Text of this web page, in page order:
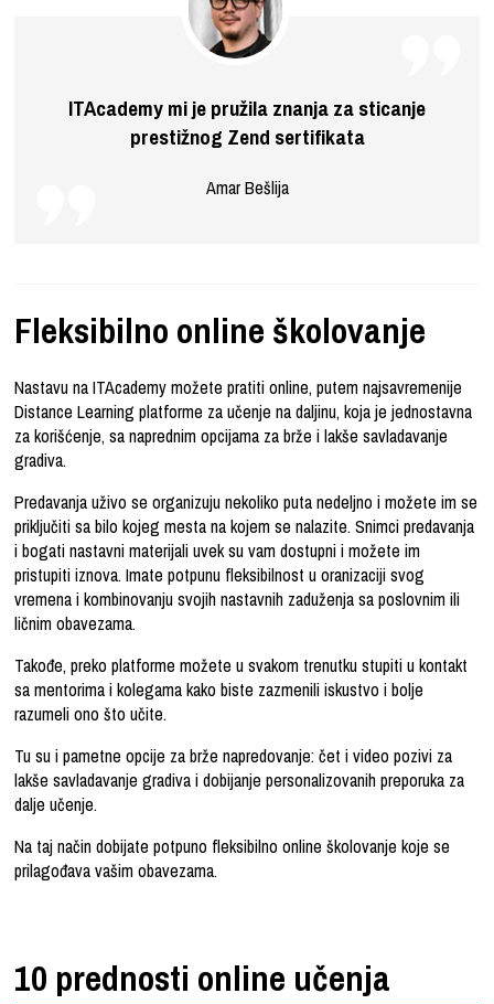
ITAcademy mi je pružila znanja za sticanje
prestižnog Zend sertifikata
Amar Bešlija
Fleksibilno online školovanje
Nastavu na ITAcademy možete pratiti online, putem najsavremenije
Distance Learning platforme za učenje na daljinu, koja je jednostavna
za korišćenje, sa naprednim opcijama za brže i lakše savladavanje
gradiva.
Predavanja uživo se organizuju nekoliko puta nedeljno i možete im se
priključiti sa bilo kojeg mesta na kojem se nalazite. Snimci predavanja
i bogati nastavni materijali uvek su vam dostupni i možete im
pristupiti iznova. Imate potpunu fleksibilnost u oranizaciji svog
vremena i kombinovanju svojih nastavnih zaduženja sa poslovnim ili
ličnim obavezama.
Takođe, preko platforme možete u svakom trenutku stupiti u kontakt
sa mentorima i kolegama kako biste zazmenili iskustvo i bolje
razumeli ono što učite.
Tu su i pametne opcije za brže napredovanje:čet i video pozivi za
lakše savladavanje gradiva i dobijanje personalizovanih preporuka za
dalje učenje.
Na taj način dobijate potpuno fleksibilno online školovanje koje se
prilagođava vašim obavezama.
10 prednosti online učenja